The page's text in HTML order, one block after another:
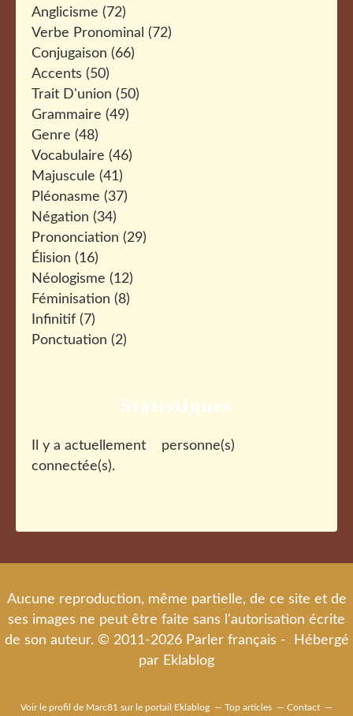
Anglicisme (72)
Verbe Pronominal (72)
Conjugaison (66)
Accents (50)
Trait D'union (50)
Grammaire (49)
Genre (48)
Vocabulaire (46)
Majuscule (41)
Pléonasme (37)
Négation (34)
Prononciation (29)
Élision (16)
Néologisme (12)
Féminisation (8)
Infinitif (7)
Ponctuation (2)
Statistiques
Il y a actuellement
personne(s)
connectée(s).
Aucune reproduction, même partielle, de ce site et de
ses images ne peut être faite sans l'autorisation écrite
de son auteur. © 2011-2026 Parler français - Hébergé
par Eklablog
Voir le profil de Marc81 sur le portail Eklablog Top articles Contact